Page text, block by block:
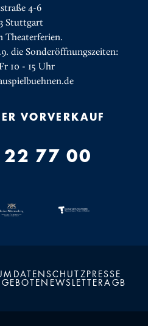
4-6
Stuttgart
Theaterferien.
die Sonderöffnungszeiten:
10 - 15 Uhr
VORVERKAUF
77 00
DATENSCHUTZPRESSE
NEWSLETTERAGB